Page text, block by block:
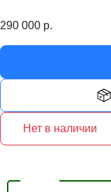
290 000 р.
Нет в наличии